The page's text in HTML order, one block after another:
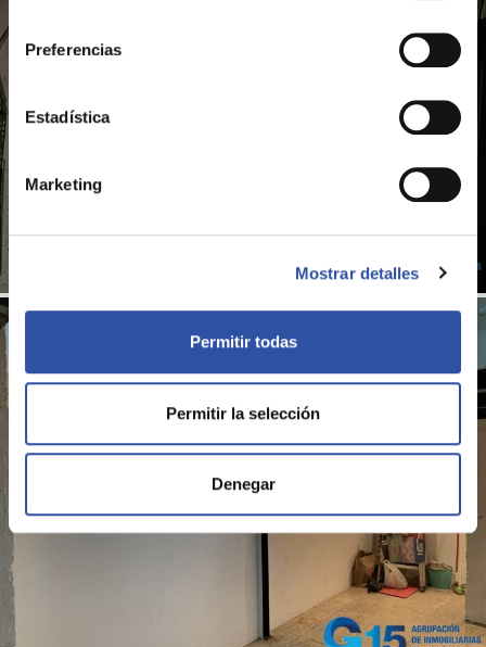
Preferencias
Estadística
Marketing
Mostrar detalles
Permitir todas
Permitir la selección
Denegar